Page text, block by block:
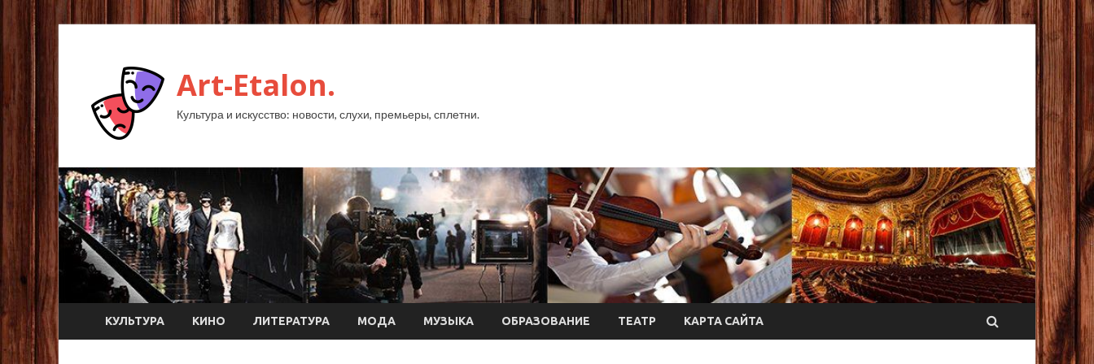
Art-Etalon.
Культура и искусство: новости, слухи, премьеры, сплетни.
КУЛЬТУРА КИНО ЛИТЕРАТУРА МОДА МУЗЫКА ОБРАЗОВАНИЕ ТЕАТР КАРТА САЙТА